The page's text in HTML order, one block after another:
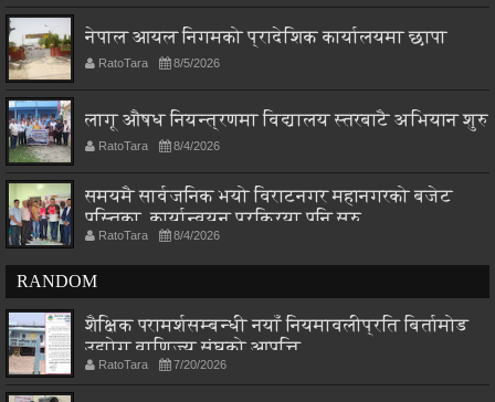
नेपाल आयल निगमको प्रादेशिक कार्यालयमा छापा
RatoTara 8/5/2026
लागू औषध नियन्त्रणमा विद्यालय स्तरबाटै अभियान शुरु
RatoTara 8/4/2026
समयमै सार्वजनिक भयो विराटनगर महानगरको बजेट
पुस्तिका, कार्यान्वयन प्रक्रिया पनि सुरु
RatoTara 8/4/2026
RANDOM
शैक्षिक परामर्शसम्बन्धी नयाँ नियमावलीप्रति बिर्तामोड
उद्योग वाणिज्य संघको आपत्ति
RatoTara 7/20/2026